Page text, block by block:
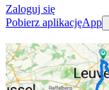
Zaloguj się
Pobierz aplikacjęApp